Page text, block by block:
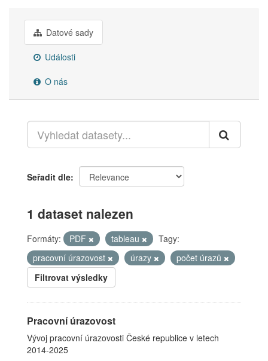
Datové sady
Události
O nás
Seřadit dle
1 dataset nalezen
Formáty: PDF tableau
Tagy:
pracovní úrazovost
úrazy
počet úrazů
Filtrovat výsledky
Pracovní úrazovost
Vývoj pracovní úrazovosti České republice v letech
2014-2025